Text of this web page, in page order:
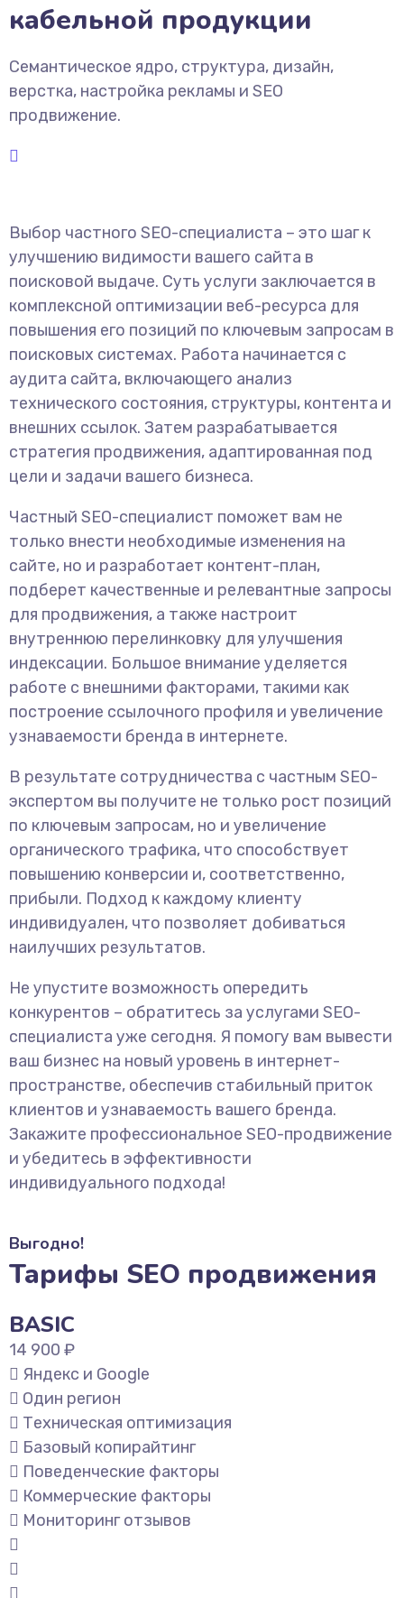
кабельной продукции
Семантическое ядро, структура, дизайн,
верстка, настройка рекламы и SEO
продвижение.
Выбор частного SEO-специалиста – это шаг к
улучшению видимости вашего сайта в
поисковой выдаче. Суть услуги заключается в
комплексной оптимизации веб-ресурса для
повышения его позиций по ключевым запросам в
поисковых системах. Работа начинается с
аудита сайта, включающего анализ
технического состояния, структуры, контента и
внешних ссылок. Затем разрабатывается
стратегия продвижения, адаптированная под
цели и задачи вашего бизнеса.
Частный SEO-специалист поможет вам не
только внести необходимые изменения на
сайте, но и разработает контент-план,
подберет качественные и релевантные запросы
для продвижения, а также настроит
внутреннюю перелинковку для улучшения
индексации. Большое внимание уделяется
работе с внешними факторами, такими как
построение ссылочного профиля и увеличение
узнаваемости бренда в интернете.
В результате сотрудничества с частным SEO-
экспертом вы получите не только рост позиций
по ключевым запросам, но и увеличение
органического трафика, что способствует
повышению конверсии и, соответственно,
прибыли. Подход к каждому клиенту
индивидуален, что позволяет добиваться
наилучших результатов.
Не упустите возможность опередить
конкурентов – обратитесь за услугами SEO-
специалиста уже сегодня. Я помогу вам вывести
ваш бизнес на новый уровень в интернет-
пространстве, обеспечив стабильный приток
клиентов и узнаваемость вашего бренда.
Закажите профессиональное SEO-продвижение
и убедитесь в эффективности
индивидуального подхода!
Выгодно!
Тарифы SEO продвижения
BASIC
14 900 ₽
Яндекс и Google
Один регион
Техническая оптимизация
Базовый копирайтинг
Поведенческие факторы
Коммерческие факторы
Мониторинг отзывов